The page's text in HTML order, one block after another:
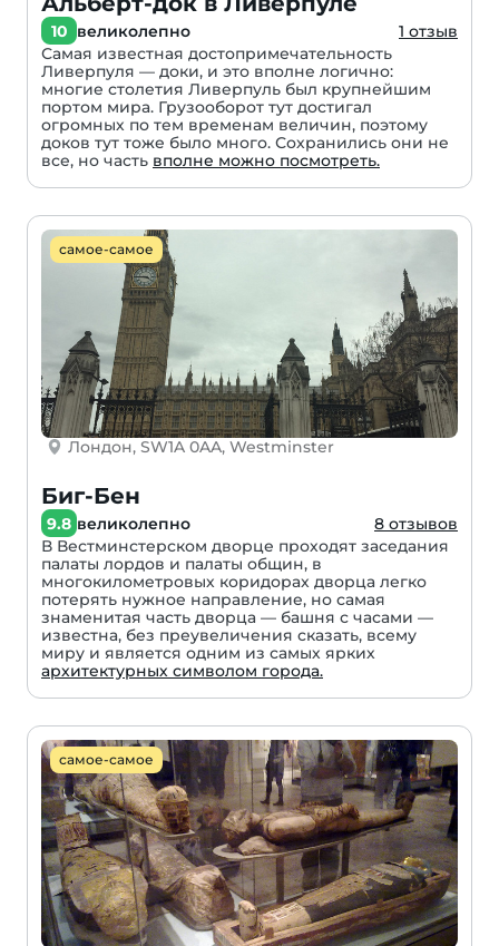
10 великолепно
1 отзыв
Самая известная достопримечательность
Ливерпуля — доки, и это вполне логично:
многие столетия Ливерпуль был крупнейшим
портом мира. Грузооборот тут достигал
огромных по тем временам величин, поэтому
доков тут тоже было много. Сохранились они не
все, но часть вполне можно посмотреть.
самое-самое
Лондон, SW1A 0AA, Westminster
Биг-Бен
9.8 великолепно
8 отзывов
В Вестминстерском дворце проходят заседания
палаты лордов и палаты общин, в
многокилометровых коридорах дворца легко
потерять нужное направление, но самая
знаменитая часть дворца — башня с часами —
известна, без преувеличения сказать, всему
миру и является одним из самых ярких
архитектурных символом города.
самое-самое